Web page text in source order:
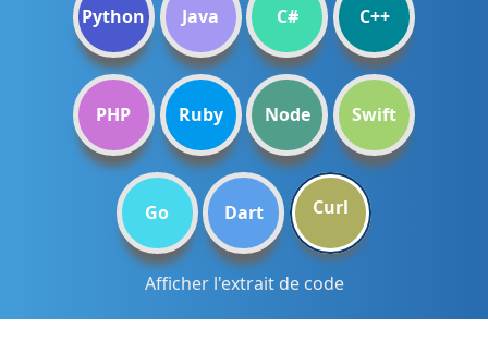
Python Java C# C++
PHP Ruby Node Swift
Go Dart Curl
Afficher l'extrait de code